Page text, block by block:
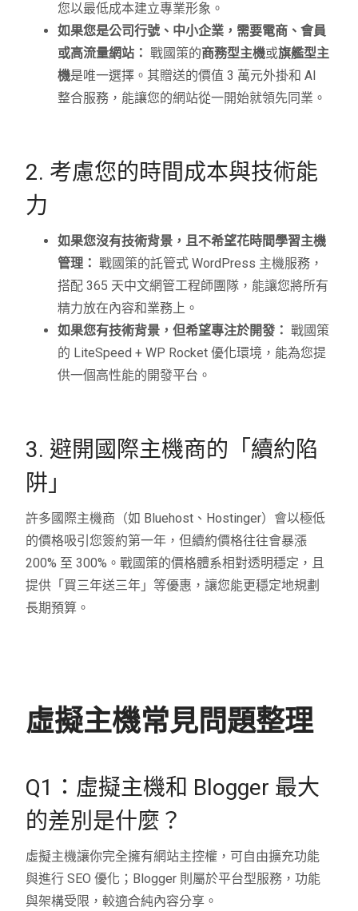
您以最低成本建立專業形象。
如果您是公司行號、中小企業，需要電商、會員
或高流量網站： 戰國策的商務型主機或旗艦型主
機是唯一選擇。其贈送的價值 3 萬元外掛和 AI
整合服務，能讓您的網站從一開始就領先同業。
2. 考慮您的時間成本與技術能
力
如果您沒有技術背景，且不希望花時間學習主機
管理： 戰國策的託管式 WordPress 主機服務，
搭配 365 天中文網管工程師團隊，能讓您將所有
精力放在內容和業務上。
如果您有技術背景，但希望專注於開發： 戰國策
的 LiteSpeed + WP Rocket 優化環境，能為您提
供一個高性能的開發平台。
3. 避開國際主機商的「續約陷
阱」
許多國際主機商（如 Bluehost、Hostinger）會以極低
的價格吸引您簽約第一年，但續約價格往往會暴漲
200% 至 300%。戰國策的價格體系相對透明穩定，且
提供「買三年送三年」等優惠，讓您能更穩定地規劃
長期預算。
虛擬主機常見問題整理
Q1：虛擬主機和 Blogger 最大
的差別是什麼？
虛擬主機讓你完全擁有網站主控權，可自由擴充功能
與進行 SEO 優化；Blogger 則屬於平台型服務，功能
與架構受限，較適合純內容分享。